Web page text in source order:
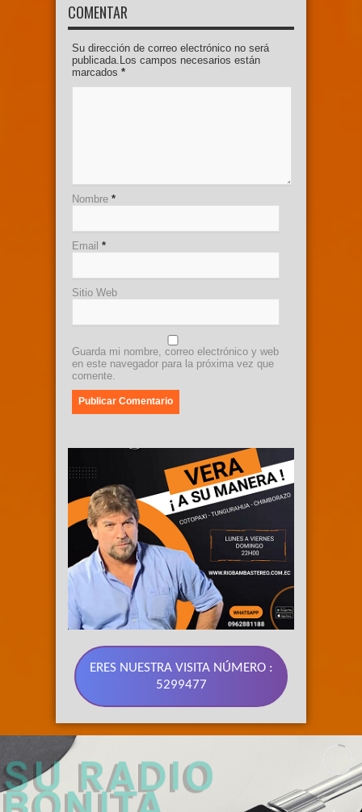
COMENTAR
Su dirección de correo electrónico no será
publicada.Los campos necesarios están
marcados *
Nombre *
Email *
Sitio Web
Guarda mi nombre, correo electrónico y web
en este navegador para la próxima vez que
comente.
ERES NUESTRA VISITA NÚMERO :
5299477
89.3 FM